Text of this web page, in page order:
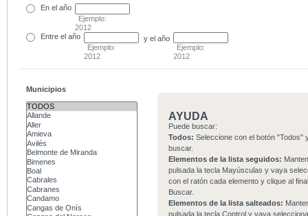
En el año
Ejemplo:
2012
Entre el año
Ejemplo:
2012
y el año
Ejemplo:
2012
Municipios
AYUDA
Puede buscar:
Todos: Seleccione con el botón "Todos"
buscar.
Elementos de la lista seguidos:
pulsada la tecla Mayúsculas y vaya
con el ratón cada elemento y clique al
Buscar.
Elementos de la lista salteados:
pulsada la tecla Control y vaya